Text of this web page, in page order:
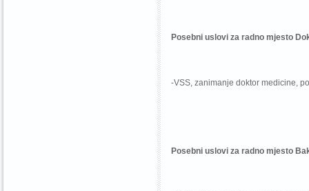
Posebni uslovi za radno mjesto
-VSS, zanimanje doktor medicine,
Posebni uslovi za radno mjesto